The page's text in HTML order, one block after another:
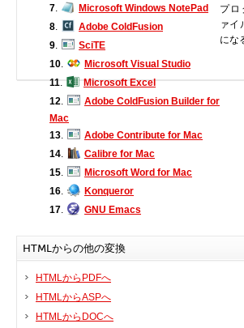
カードリーダー
デジタルカメラ、インターネット
DVD /ブルーレイ・プレーヤー
ファームウェア
グラフィックカード
HDD, SSD, NAS, USB
ジョイスティック、ゲームパッド
キーボード＆マウス
モデム
モニター
7
Microsoft Windows NotePad
8
Adobe ColdFusion
9
SciTE
10
Microsoft Visual Studio
11.
Microsoft Excel
12
Adobe ColdFusion Builder for
Mac
13
Adobe Contribute for Mac
14
Calibre for Mac
15
Microsoft Word for Mac
16
Konqueror
17
GNU Emacs
プロ
ァイ
にな
HTMLからの他の変換
HTMLからPDFへ
HTMLからASPへ
HTMLからDOCへ